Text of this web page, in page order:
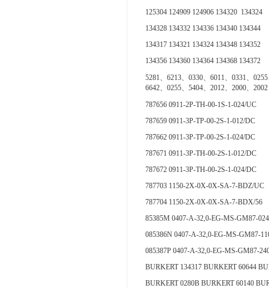
125304 124909 124906 134320 134324
134328 134332 134336 134340 134344
134317 134321 134324 134348 134352
134356 134360 134364 134368 134372
5281、6213、0330、6011、0331、
6642、0255、5404、2012、2000、2002
787656 0911-2P-TH-00-1S-1-024/UC
787659 0911-3P-TP-00-2S-1-012/DC
787662 0911-3P-TP-00-2S-1-024/DC
787671 0911-3P-TH-00-2S-1-012/DC
787672 0911-3P-TH-00-2S-1-024/DC
787703 1150-2X-0X-0X-SA-7-BDZ/UC
787704 1150-2X-0X-0X-SA-7-BDX/56
85385M 0407-A-32,0-EG-MS-GM87-
085386N 0407-A-32,0-EG-MS-GM87-
085387P 0407-A-32,0-EG-MS-GM87-
BURKERT 134317 BURKERT 60644
BURKERT 0280B BURKERT 60140